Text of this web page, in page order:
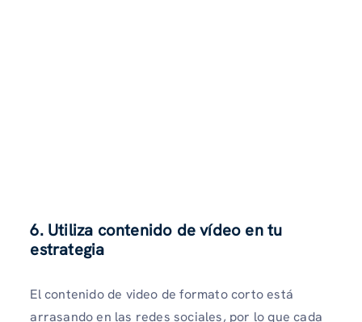
6. Utiliza contenido de vídeo en tu
estrategia
El contenido de video de formato corto está
arrasando en las redes sociales, por lo que cada